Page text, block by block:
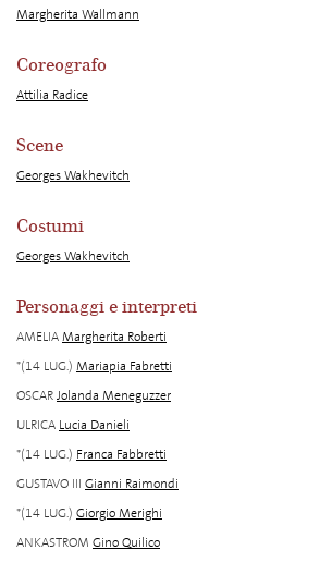
Margherita Wallmann
Coreografo
Attilia Radice
Scene
Georges Wakhevitch
Costumi
Georges Wakhevitch
Personaggi e interpreti
AMELIAMargherita Roberti
*(14 LUG.) Mariapia Fabretti
OSCARJolanda Meneguzzer
ULRICA Lucia Danieli
*(14 LUG.) Franca Fabbretti
GUSTAVO III Gianni Raimondi
*(14 LUG.) Giorgio Merighi
ANKASTROM Gino Quilico